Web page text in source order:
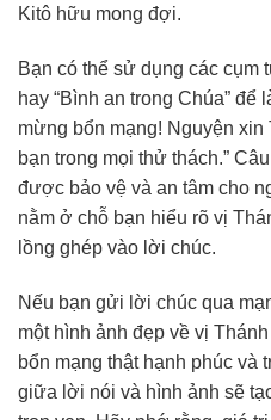
Kitô hữu mong đợi.
Bạn có thể sử dụng các cụm
hay “Bình an trong Chúa” để
mừng bổn mạng! Nguyện
bạn trong mọi thử thách.”
được bảo vệ và an tâm cho
nằm ở chỗ bạn hiểu rõ vị
lồng ghép vào lời chúc.
Nếu bạn gửi lời chúc qua
một hình ảnh đẹp về vị
bổn mạng thật hạnh phúc và
giữa lời nói và hình ảnh sẽ